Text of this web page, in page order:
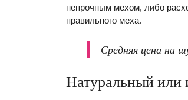
непрочным мехом, либо
правильного меха.
Средняя цена на
Натуральный или